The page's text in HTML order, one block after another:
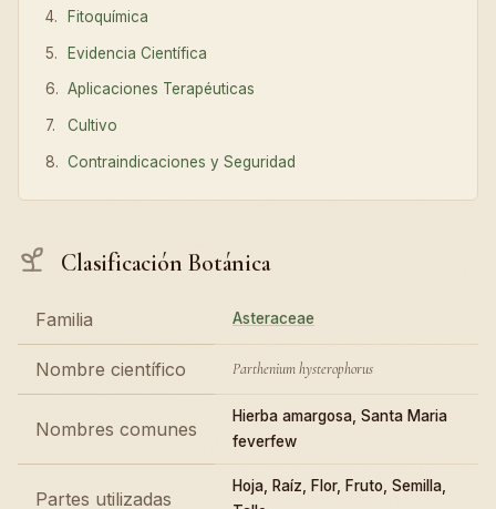
Fitoquímica
Evidencia Científica
Aplicaciones Terapéuticas
Cultivo
Contraindicaciones y Seguridad
Clasificación Botánica
Familia Asteraceae
Nombre científico Parthenium hysterophorus
Nombres comunes
Hierba amargosa, Santa Maria
feverfew
Partes utilizadas
Hoja, Raíz, Flor, Fruto, Semilla,